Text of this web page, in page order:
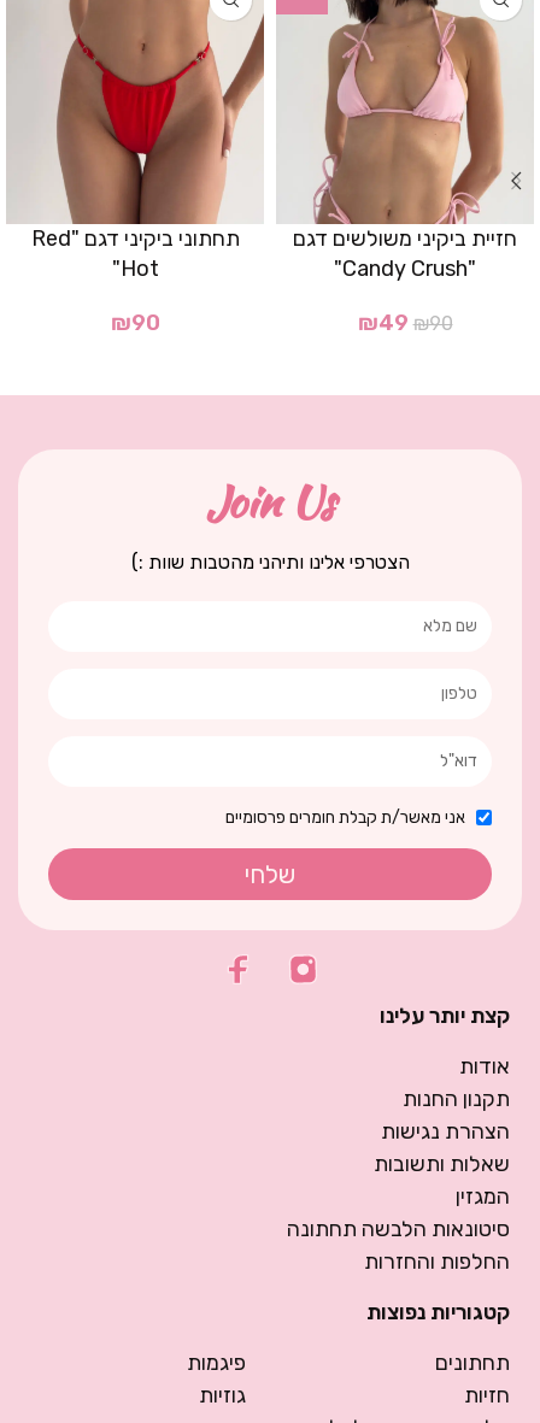
חזיית ביקיני משולשים דגם
"Candy Crush"
₪90
₪49
תחתוני ביקיני דגם "Red
Hot"
₪90
Join Us
הצטרפי אלינו ותיהני מהטבות שוות :)
אני מאשר/ת קבלת חומרים פרסומיים
שלחי
קצת יותר עלינו
אודות
תקנון החנות
הצהרת נגישות
שאלות ותשובות
המגזין
סיטונאות הלבשה תחתונה
החלפות והחזרות
קטגוריות נפוצות
תחתונים
חזיות
פיגמות
גוזיות